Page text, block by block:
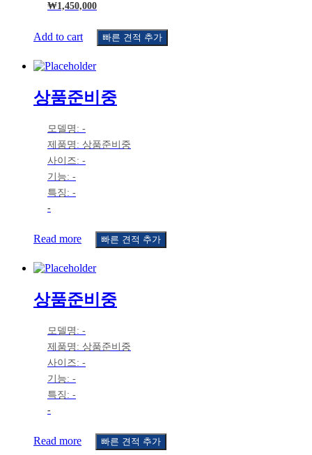
₩1,450,000
Add to cart 빠른 견적 추가
상품준비중
모델명: -
제품명: 상품준비중
사이즈: -
기능: -
특징: -
-
Read more 빠른 견적 추가
상품준비중
모델명: -
제품명: 상품준비중
사이즈: -
기능: -
특징: -
-
Read more 빠른 견적 추가